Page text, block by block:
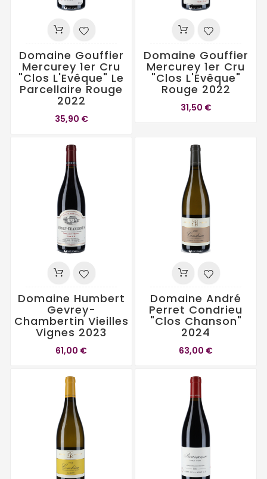
Domaine Gouffier
Mercurey 1er Cru
"Clos L'Evêque" Le
Parcellaire Rouge
2022
35,90 €
Domaine Gouffier
Mercurey 1er Cru
"Clos L'Evêque"
Rouge 2022
31,50 €
Domaine Humbert
Gevrey-
Chambertin Vieilles
Vignes 2023
61,00 €
Domaine André
Perret Condrieu
"Clos Chanson"
2024
63,00 €